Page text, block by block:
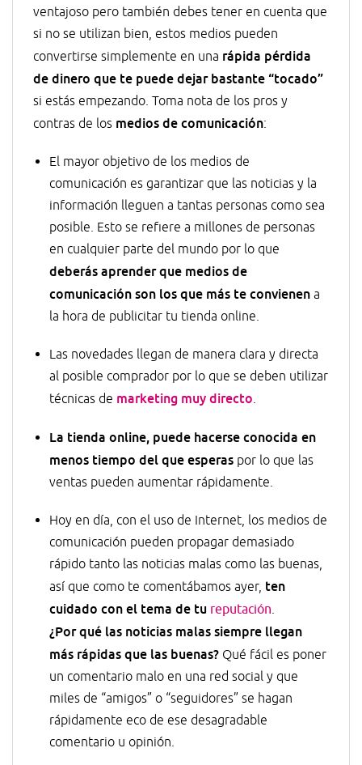
ventajoso pero también debes tener en cuenta que
si no se utilizan bien, estos medios pueden
convertirse simplemente en una rápida pérdida
de dinero que te puede dejar bastante “tocado”
si estás empezando. Toma nota de los pros y
contras de los medios de comunicación:
El mayor objetivo de los medios de
comunicación es garantizar que las noticias y la
información lleguen a tantas personas como sea
posible. Esto se refiere a millones de personas
en cualquier parte del mundo por lo que
deberás aprender que medios de
comunicación son los que más te convienen a
la hora de publicitar tu tienda online.
Las novedades llegan de manera clara y directa
al posible comprador por lo que se deben utilizar
técnicas de marketing muy directo.
La tienda online, puede hacerse conocida en
menos tiempo del que esperas por lo que las
ventas pueden aumentar rápidamente.
Hoy en día, con el uso de Internet, los medios de
comunicación pueden propagar demasiado
rápido tanto las noticias malas como las buenas,
así que como te comentábamos ayer, ten
cuidado con el tema de tu reputación.
¿Por qué las noticias malas siempre llegan
más rápidas que las buenas? Qué fácil es poner
un comentario malo en una red social y que
miles de “amigos” o “seguidores” se hagan
rápidamente eco de ese desagradable
comentario u opinión.